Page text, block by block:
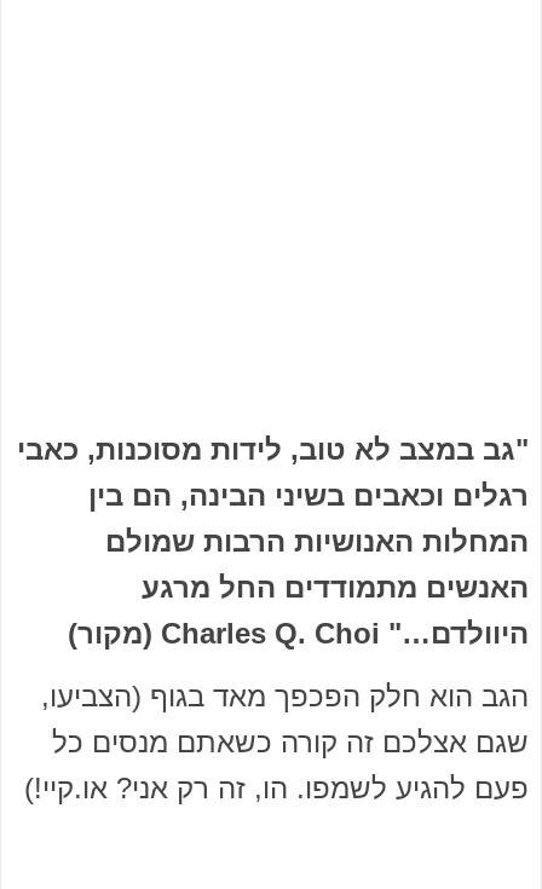
"גב במצב לא טוב, לידות מסוכנות, כאבי
רגלים וכאבים בשיני הבינה, הם בין
המחלות האנושיות הרבות שמולם
האנשים מתמודדים החל מרגע
היוולדם…" Charles Q. Choi (מקור)
הגב הוא חלק הפכפך מאד בגוף (הצביעו,
שגם אצלכם זה קורה כשאתם מנסים כל
פעם להגיע לשמפו. הו, זה רק אני? או.קיי!)